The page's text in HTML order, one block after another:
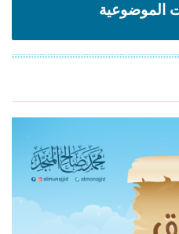
الموضوعية